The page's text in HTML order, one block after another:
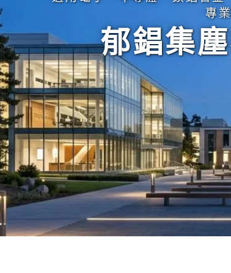
專
郁錩集